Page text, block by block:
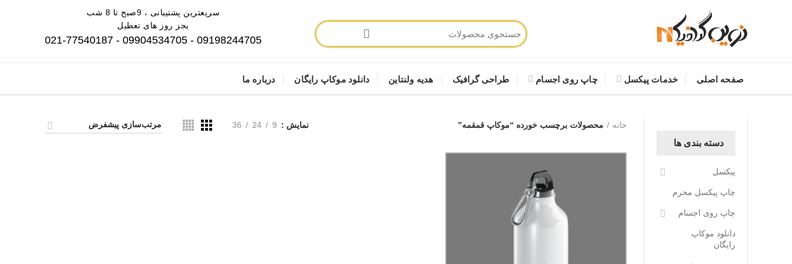
سریعترین پشتیبانی ، 9صبح تا 8 شب
بجز روز های تعطیل
09198244705 - 09904534705 - 021-77540187
صفحه اصلی خدمات پیکسل چاپ روی اجسام طراحی گرافیک هدیه ولنتاین دانلود موکاپ رایگان درباره ما
خانه محصولات برچسب خورده “موکاپ قمقمه” نمایش 9
24
36
دسته بندی ها
پیکسل
چاپ پیکسل محرم
چاپ روی اجسام
دانلود موکاپ
رایگان